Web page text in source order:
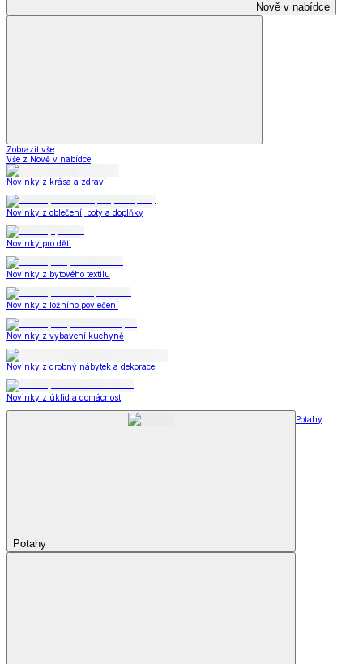
Nově v nabídce
Zobrazit vše
Vše z Nově v nabídce
Novinky z krása a zdraví
Novinky z oblečení, boty a doplňky
Novinky pro děti
Novinky z bytového textilu
Novinky z ložního povlečení
Novinky z vybavení kuchyně
Novinky z drobný nábytek a dekorace
Novinky z úklid a domácnost
Potahy
Potahy